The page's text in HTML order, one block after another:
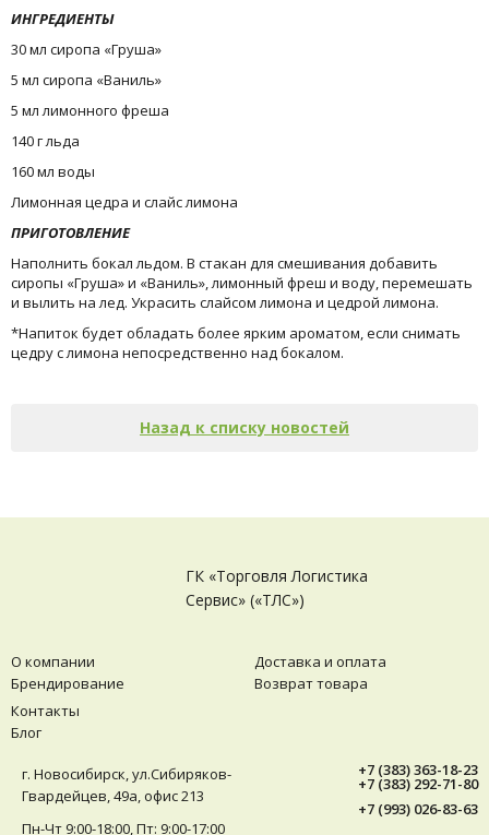
ИНГРЕДИЕНТЫ
30 мл сиропа «Груша»
5 мл сиропа «Ваниль»
5 мл лимонного фреша
140 г льда
160 мл воды
Лимонная цедра и слайс лимона
ПРИГОТОВЛЕНИЕ
Наполнить бокал льдом. В стакан для смешивания добавить
сиропы «Груша» и «Ваниль», лимонный фреш и воду, перемешать
и вылить на лед. Украсить слайсом лимона и цедрой лимона.
*Напиток будет обладать более ярким ароматом, если снимать
цедру с лимона непосредственно над бокалом.
Назад к списку новостей
ГК «Торговля Логистика
Сервис» («ТЛС»)
О компании
Брендирование
Доставка и оплата
Возврат товара
Контакты
Блог
г. Новосибирск, ул.Сибиряков-
Гвардейцев, 49а, офис 213
Пн-Чт 9:00-18:00, Пт: 9:00-17:00
+7 (383) 363-18-23
+7 (383) 292-71-80
+7 (993) 026-83-63